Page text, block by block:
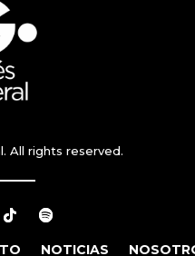
All rights reserved.
NOTICIAS